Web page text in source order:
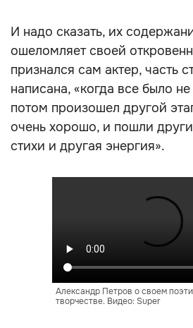
И надо сказать, их
ошеломляет своей
признался сам актер, часть
написана, «когда все было
потом произошел другой
очень хорошо, и пошли
стихи и другая энергия».
Александр Петров о своем
творчестве. Видео: Super